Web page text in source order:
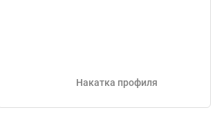
Накатка профиля